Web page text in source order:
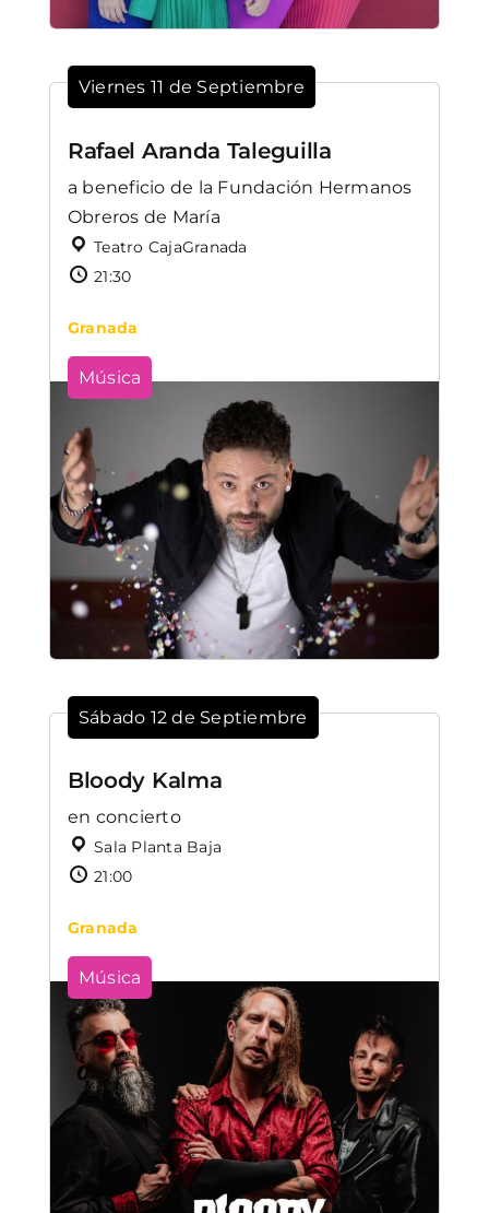
Viernes 11 de Septiembre
Rafael Aranda Taleguilla
a beneficio de la Fundación Hermanos
Obreros de María
Teatro CajaGranada
21:30
Granada
Música
Sábado 12 de Septiembre
Bloody Kalma
en concierto
Sala Planta Baja
21:00
Granada
Música